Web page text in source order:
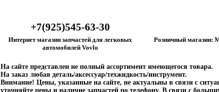
+7(925)545-63-30
Интернет магазин запчастей для легковых
автомобилей Vovlo
Розничный магазин:
На сайте представлен не полный ассортимент имеющегося товара.
На заказ любая деталь/аксессуар/техжидкость/инструмент.
Внимание! Цены, указанные на сайте, не актуальны в связи с
уточняйте цены и наличие запчастей по телефону. В связи с